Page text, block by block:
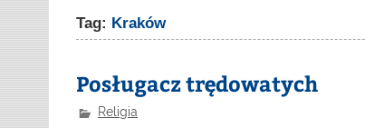
Tag: Kraków
Posługacz trędowatych
Religia